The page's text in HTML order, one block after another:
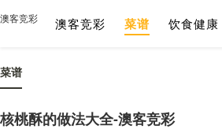
澳客竞彩 澳客竞彩 菜谱 饮食健康
菜谱
核桃酥的做法大全-澳客竞彩